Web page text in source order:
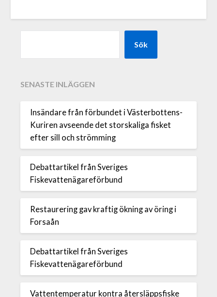
Sök
SENASTE INLÄGGEN
Insändare från förbundet i Västerbottens-
Kuriren avseende det storskaliga fisket
efter sill och strömming
Debattartikel från Sveriges
Fiskevattenägareförbund
Restaurering gav kraftig ökning av öring i
Forsaån
Debattartikel från Sveriges
Fiskevattenägareförbund
Vattentemperatur kontra återsläppsfiske